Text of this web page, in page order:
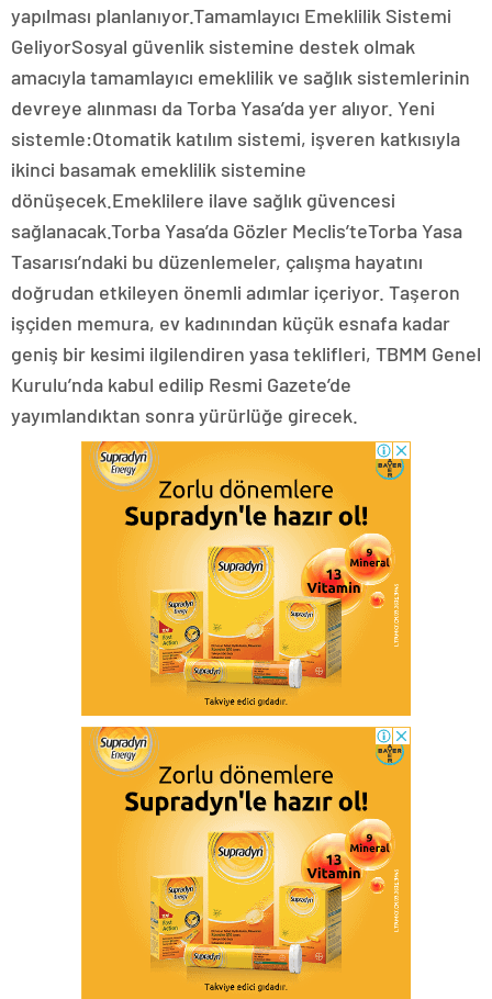
yapılması planlanıyor.Tamamlayıcı Emeklilik Sistemi
GeliyorSosyal güvenlik sistemine destek olmak
amacıyla tamamlayıcı emeklilik ve sağlık sistemlerinin
devreye alınması da Torba Yasa’da yer alıyor. Yeni
sistemle:Otomatik katılım sistemi, işveren katkısıyla
ikinci basamak emeklilik sistemine
dönüşecek.Emeklilere ilave sağlık güvencesi
sağlanacak.Torba Yasa’da Gözler Meclis’teTorba Yasa
Tasarısı’ndaki bu düzenlemeler, çalışma hayatını
doğrudan etkileyen önemli adımlar içeriyor. Taşeron
işçiden memura, ev kadınından küçük esnafa kadar
geniş bir kesimi ilgilendiren yasa teklifleri, TBMM Genel
Kurulu’nda kabul edilip Resmi Gazete’de
yayımlandıktan sonra yürürlüğe girecek.